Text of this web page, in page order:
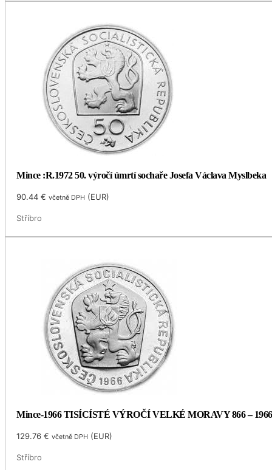
Mince :R.1972 50. výročí úmrtí sochaře Josefa Václava Myslbeka
90.44€ včetně DPH (EUR)
Stříbro
Mince-1966 TISÍCÍSTÉ VÝROČÍ VELKÉ MORAVY 866 – 1966
129.76€ včetně DPH (EUR)
Stříbro